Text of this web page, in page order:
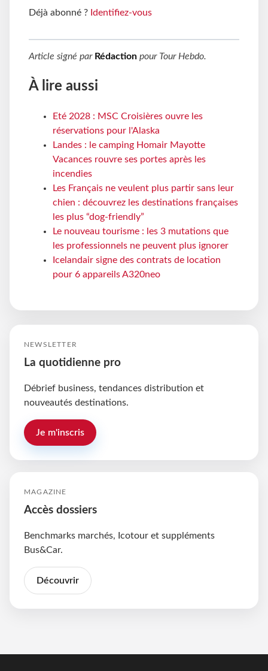
Déjà abonné ? Identifiez-vous
Article signé par Rédaction pour Tour Hebdo.
À lire aussi
Eté 2028 : MSC Croisières ouvre les
réservations pour l'Alaska
Landes : le camping Homair Mayotte
Vacances rouvre ses portes après les
incendies
Les Français ne veulent plus partir sans leur
chien : découvrez les destinations françaises
les plus “dog-friendly”
Le nouveau tourisme : les 3 mutations que
les professionnels ne peuvent plus ignorer
Icelandair signe des contrats de location
pour 6 appareils A320neo
NEWSLETTER
La quotidienne pro
Débrief business, tendances distribution et
nouveautés destinations.
Je m'inscris
MAGAZINE
Accès dossiers
Benchmarks marchés, Icotour et suppléments
Bus&Car.
Découvrir